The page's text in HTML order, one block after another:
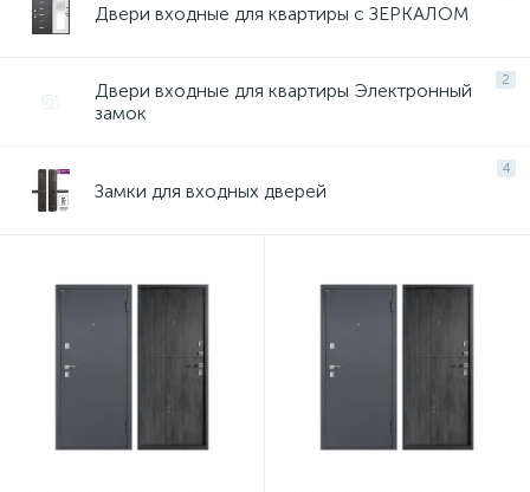
Двери входные для квартиры с ЗЕРКАЛОМ
2
Двери входные для квартиры Электронный
замок
4
Замки для входных дверей